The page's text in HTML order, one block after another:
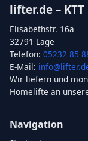
lifter.de – KTT
Elisabethstr. 16a
32791 Lage
Telefon: 05232 85
E-Mail:
Wir liefern und
Homelifte an
Navigation